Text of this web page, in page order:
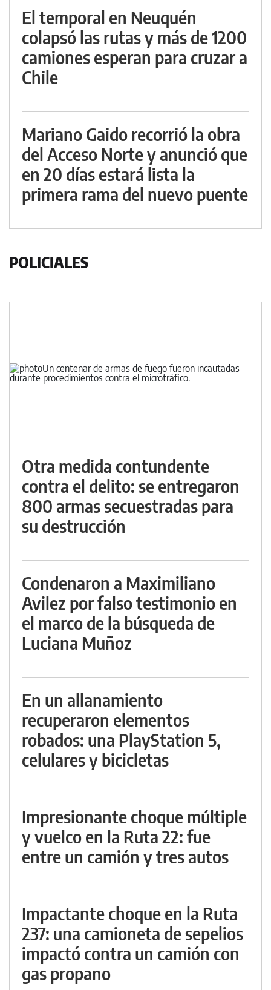
El temporal en Neuquén
colapsó las rutas y más de 1200
camiones esperan para cruzar a
Chile
Mariano Gaido recorrió la obra
del Acceso Norte y anunció que
en 20 días estará lista la
primera rama del nuevo puente
POLICIALES
Otra medida contundente
contra el delito: se entregaron
800 armas secuestradas para
su destrucción
Condenaron a Maximiliano
Avilez por falso testimonio en
el marco de la búsqueda de
Luciana Muñoz
En un allanamiento
recuperaron elementos
robados: una PlayStation 5,
celulares y bicicletas
Impresionante choque múltiple
y vuelco en la Ruta 22: fue
entre un camión y tres autos
Impactante choque en la Ruta
237: una camioneta de sepelios
impactó contra un camión con
gas propano